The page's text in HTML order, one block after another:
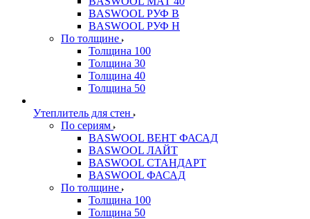
BASWOOL РУФ В
BASWOOL РУФ Н
По толщине
Толщина 100
Толщина 30
Толщина 40
Толщина 50
Утеплитель для стен
По сериям
BASWOOL ВЕНТ ФАСАД
BASWOOL ЛАЙТ
BASWOOL СТАНДАРТ
BASWOOL ФАСАД
По толщине
Толщина 100
Толщина 50